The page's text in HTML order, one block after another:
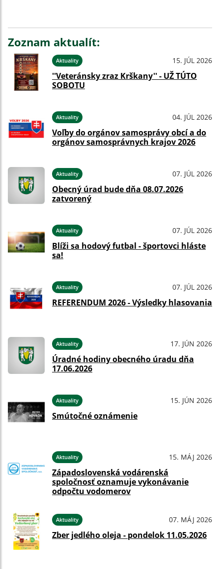
Zoznam aktualít:
Aktuality 15. JÚL 2026
''Veteránsky zraz Krškany'' - UŽ TÚTO
SOBOTU
Aktuality 04. JÚL 2026
Voľby do orgánov samosprávy obcí a do
orgánov samosprávnych krajov 2026
Aktuality 07. JÚL 2026
Obecný úrad bude dňa 08.07.2026
zatvorený
Aktuality 07. JÚL 2026
Blíži sa hodový futbal - športovci hláste
sa!
Aktuality 07. JÚL 2026
REFERENDUM 2026 - Výsledky hlasovania
Aktuality 17. JÚN 2026
Úradné hodiny obecného úradu dňa
17.06.2026
Aktuality 15. JÚN 2026
Smútočné oznámenie
Aktuality 15. MÁJ 2026
Západoslovenská vodárenská
spoločnosť oznamuje vykonávanie
odpočtu vodomerov
Aktuality 07. MÁJ 2026
Zber jedlého oleja - pondelok 11.05.2026